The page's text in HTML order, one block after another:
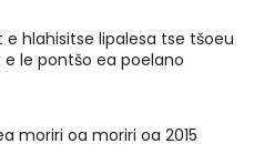
e hlahisitse lipalesa tse tšoeu
e le pontšo ea poelano
moriri oa moriri oa 2015